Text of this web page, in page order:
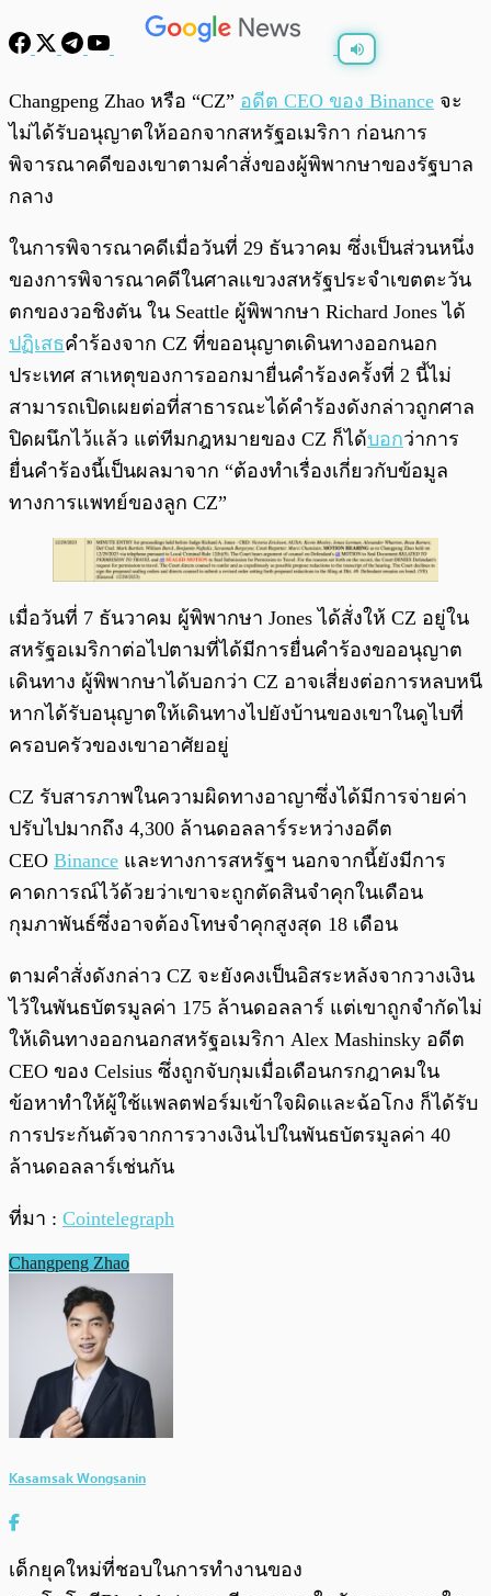
Changpeng Zhao หรือ “CZ” อดีต CEO ของ Binance จะ
ไม่ได้รับอนุญาตให้ออกจากสหรัฐอเมริกา ก่อนการ
พิจารณาคดีของเขาตามคำสั่งของผู้พิพากษาของรัฐบาล
กลาง
ในการพิจารณาคดีเมื่อวันที่ 29 ธันวาคม ซึ่งเป็นส่วนหนึ่ง
ของการพิจารณาคดีในศาลแขวงสหรัฐประจำเขตตะวัน
ตกของวอชิงตัน ใน Seattle ผู้พิพากษา Richard Jones ได้
ปฏิเสธคำร้องจาก CZ ที่ขออนุญาตเดินทางออกนอก
ประเทศ สาเหตุของการออกมายื่นคำร้องครั้งที่ 2 นี้ไม่
สามารถเปิดเผยต่อที่สาธารณะได้คำร้องดังกล่าวถูกศาล
ปิดผนึกไว้แล้ว แต่ทีมกฎหมายของ CZ ก็ได้บอกว่าการ
ยื่นคำร้องนี้เป็นผลมาจาก “ต้องทำเรื่องเกี่ยวกับข้อมูล
ทางการแพทย์ของลูก CZ”
เมื่อวันที่ 7 ธันวาคม ผู้พิพากษา Jones ได้สั่งให้ CZ อยู่ใน
สหรัฐอเมริกาต่อไปตามที่ได้มีการยื่นคำร้องขออนุญาต
เดินทาง ผู้พิพากษาได้บอกว่า CZ อาจเสี่ยงต่อการหลบหนี
หากได้รับอนุญาตให้เดินทางไปยังบ้านของเขาในดูไบที่
ครอบครัวของเขาอาศัยอยู่
CZ รับสารภาพในความผิดทางอาญาซึ่งได้มีการจ่ายค่า
ปรับไปมากถึง 4,300 ล้านดอลลาร์ระหว่างอดีต
CEO Binance และทางการสหรัฐฯ นอกจากนี้ยังมีการ
คาดการณ์ไว้ด้วยว่าเขาจะถูกตัดสินจำคุกในเดือน
กุมภาพันธ์ซึ่งอาจต้องโทษจำคุกสูงสุด 18 เดือน
ตามคำสั่งดังกล่าว CZ จะยังคงเป็นอิสระหลังจากวางเงิน
ไว้ในพันธบัตรมูลค่า 175 ล้านดอลลาร์ แต่เขาถูกจำกัดไม่
ให้เดินทางออกนอกสหรัฐอเมริกา Alex Mashinsky อดีต
CEO ของ Celsius ซึ่งถูกจับกุมเมื่อเดือนกรกฎาคมใน
ข้อหาทำให้ผู้ใช้แพลตฟอร์มเข้าใจผิดและฉ้อโกง ก็ได้รับ
การประกันตัวจากการวางเงินไปในพันธบัตรมูลค่า 40
ล้านดอลลาร์เช่นกัน
ที่มา : Cointelegraph
Changpeng Zhao
Kasamsak Wongsanin
เด็กยุคใหม่ที่ชอบในการทำงานของ